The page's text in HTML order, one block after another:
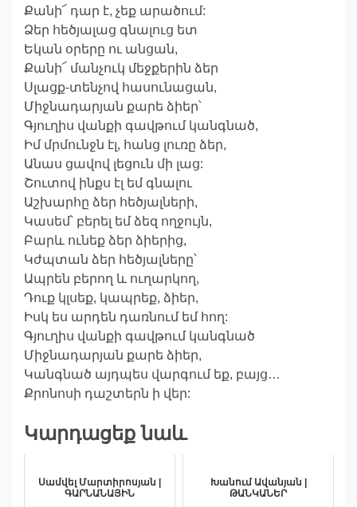
Քանի՜ դար է, չեք արածում:
Ձեր հեծյալաց գնալուց ետ
Եկան օրերը ու անցան,
Քանի՜ մանչուկ մեջքերին ձեր
Սլացք-տենչով հասունացան,
Միջնադարյան քարե ձիեր՝
Գյուղիս վանքի գավթում կանգնած,
Իմ մրմունջն էլ, հանց լուռը ձեր,
Անաս ցավով լեցուն մի լաց:
Շուտով ինքս էլ եմ գնալու
Աշխարհը ձեր հեծյալների,
Կասեմ՝ բերել եմ ձեզ ողջույն,
Բարև ունեք ձեր ձիերից,
Կժպտան ձեր հեծյալները՝
Ապրեն բերող և ուղարկող,
Դուք կլսեք, կապրեք, ձիեր,
Իսկ ես արդեն դառնում եմ հող:
Գյուղիս վանքի գավթում կանգնած
Միջնադարյան քարե ձիեր,
Կանգնած այդպես վարգում եք, բայց…
Քրոնոսի դաշտերն ի վեր:
Կարդացեք նաև
Սամվել Մարտիրոսյան |
ԳԱՐՆԱՆԱՅԻՆ
Խանում Ավանյան |
ԹԱՆԿԱՆԵՐ